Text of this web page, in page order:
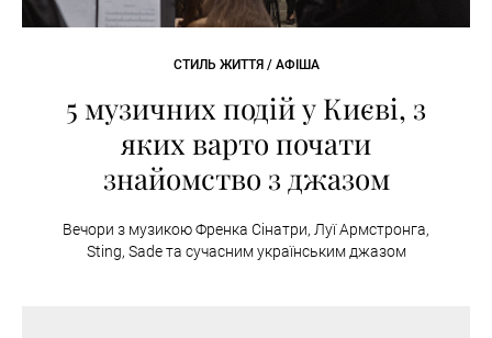
СТИЛЬ ЖИТТЯ / АФІША
5 музичних подій у Києві, з
яких варто почати
знайомство з джазом
Вечори з музикою Френка Сінатри, Луї Армстронга,
Sting, Sade та сучасним українським джазом